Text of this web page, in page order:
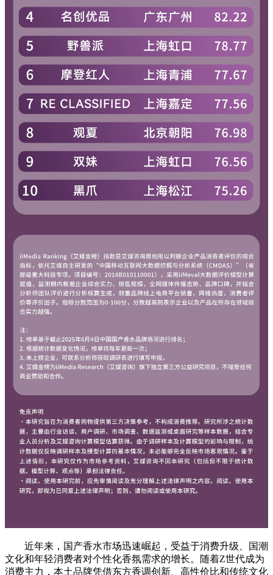
近年来，国产香水市场迅速崛起，受益于消费升级、国潮
文化和年轻消费者对个性化香氛需求的增长。随着Z世代成为
消费主力，本土品牌凭借东方香调创新、高性价比和传统文化